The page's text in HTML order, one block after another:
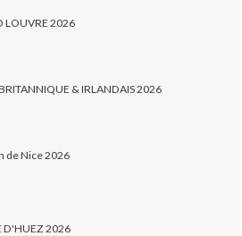
LOUVRE 2026
& IRLANDAIS 2026
de Nice 2026
D'HUEZ 2026